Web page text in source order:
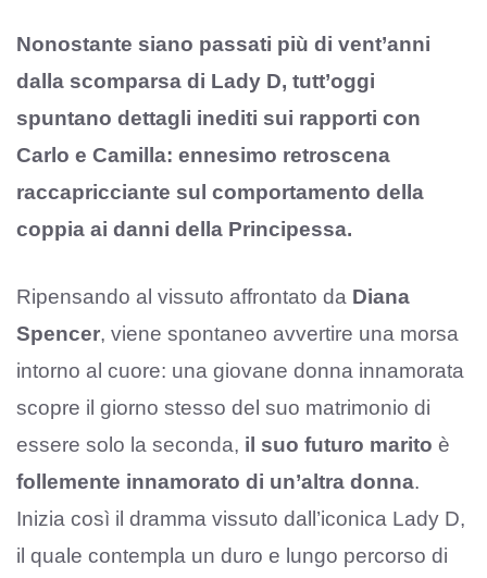
Nonostante siano passati più di vent’anni
dalla scomparsa di Lady D, tutt’oggi
spuntano dettagli inediti sui rapporti con
Carlo e Camilla: ennesimo retroscena
raccapricciante sul comportamento della
coppia ai danni della Principessa.
Ripensando al vissuto affrontato da Diana
Spencer, viene spontaneo avvertire una morsa
intorno al cuore: una giovane donna innamorata
scopre il giorno stesso del suo matrimonio di
essere solo la seconda, il suo futuro marito è
follemente innamorato di un’altra donna.
Inizia così il dramma vissuto dall’iconica Lady D,
il quale contempla un duro e lungo percorso di